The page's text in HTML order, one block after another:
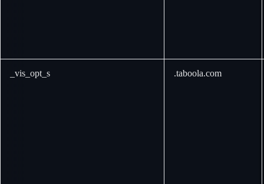
_vis_opt_s .taboola.com